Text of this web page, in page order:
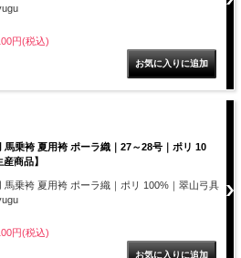
円(税込)
馬乗袴 夏用袴 ポーラ織｜27～28号｜ポリ 10
商品】
馬乗袴 夏用袴 ポーラ織｜ポリ 100%｜翠山弓具
円(税込)